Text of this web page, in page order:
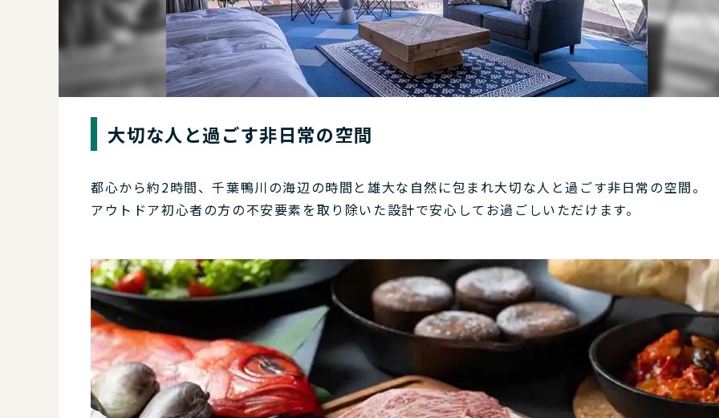
大切な人と過ごす非日常の空間
都心から約2時間、千葉鴨川の海辺の時間と雄大な自然に包まれ大切な人と過ごす非日常の空間。
アウトドア初心者の方の不安要素を取り除いた設計で安心してお過ごしいただけます。